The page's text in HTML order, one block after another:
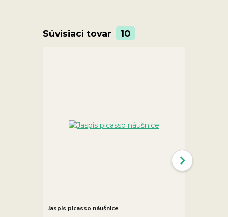
Súvisiaci tovar 10
Jaspis picasso náušnice